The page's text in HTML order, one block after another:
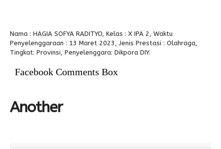
Link Referensi
PPDB
Alumni
Nama : HAGIA SOFYA RADITYO, Kelas : X IPA 2, Waktu
Penyelenggaraan : 13 Maret 2023, Jenis Prestasi : Olahraga,
Tingkat: Provinsi, Penyelenggara: Dikpora DIY.
Facebook Comments Box
Another